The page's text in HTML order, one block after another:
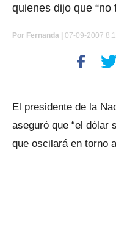
quienes dijo que “no
Por Fernanda | 07-09-2007
El presidente de la
aseguró que “el dólar
que oscilará en torno